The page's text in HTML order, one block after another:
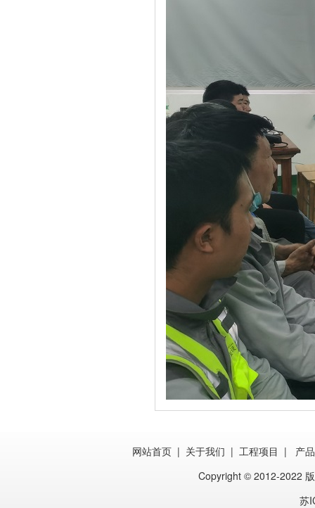
网站首页 | 关于我们 | 工程项目 | 产
Copyright © 2012-2022
苏